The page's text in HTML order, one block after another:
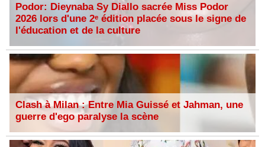
Podor: Dieynaba Sy Diallo sacrée Miss Podor
2026 lors d'une 2ᵉ édition placée sous le signe de
l'éducation et de la culture
Clash à Milan : Entre Mia Guissé et Jahman, une
guerre d'ego paralyse la scène